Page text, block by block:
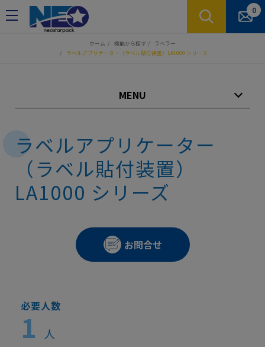
0
ホーム 機能から探す
ラベラー
ラベルアプリケーター（ラベル貼付装置）LA1000 シリーズ
MENU
ラベルアプリケーター
（ラベル貼付装置）
LA1000 シリーズ
お問合せ
必要人数
1 人
クッキー利用の管理について